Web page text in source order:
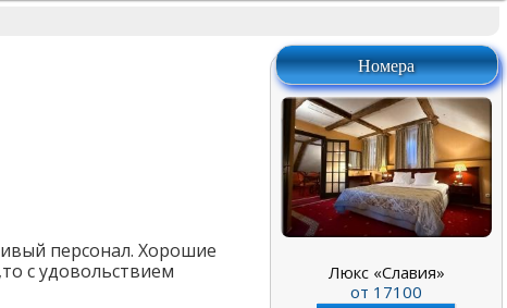
персонал. Хорошие
с удовольствием
Номера
Люкс «Славия»
от 17100